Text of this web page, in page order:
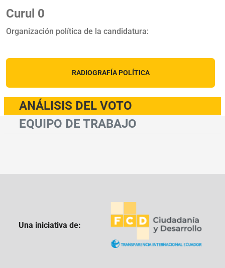
Curul 0
Organización política de la candidatura:
RADIOGRAFÍA POLÍTICA
ANÁLISIS DEL VOTO
EQUIPO DE TRABAJO
Una iniciativa de: